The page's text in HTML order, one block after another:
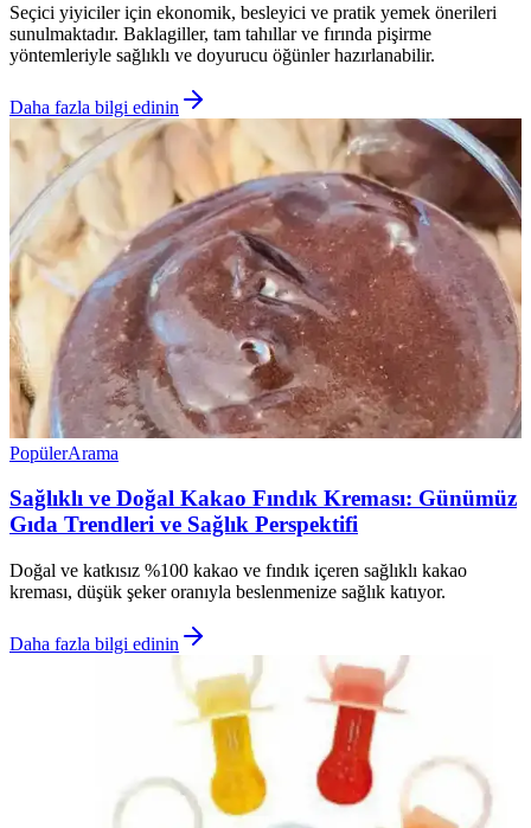
Seçici yiyiciler için ekonomik, besleyici ve pratik yemek önerileri
sunulmaktadır. Baklagiller, tam tahıllar ve fırında pişirme
yöntemleriyle sağlıklı ve doyurucu öğünler hazırlanabilir.
Daha fazla bilgi edinin
PopülerArama
Sağlıklı ve Doğal Kakao Fındık Kreması: Günümüz
Gıda Trendleri ve Sağlık Perspektifi
Doğal ve katkısız %100 kakao ve fındık içeren sağlıklı kakao
kreması, düşük şeker oranıyla beslenmenize sağlık katıyor.
Daha fazla bilgi edinin